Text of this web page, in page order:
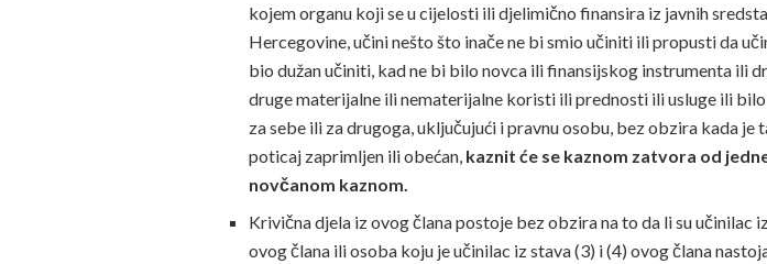
kojem organu koji se u cijelosti ili djelimično finansira iz javnih
Hercegovine, učini nešto što inače ne bi smio učiniti ili propusti da
bio dužan učiniti, kad ne bi bilo novca ili finansijskog instrumenta ili
druge materijalne ili nematerijalne koristi ili prednosti ili usluge ili
za sebe ili za drugoga, uključujući i pravnu osobu, bez obzira kada je
poticaj zaprimljen ili obećan, kaznit će se kaznom zatvora od
novčanom kaznom.
Krivična djela iz ovog člana postoje bez obzira na to da li su učinilac
ovog člana ili osoba koju je učinilac iz stava (3) i (4) ovog člana